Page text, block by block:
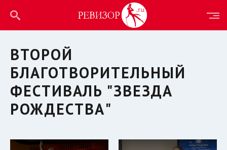
ВТОРОЙ
БЛАГОТВОРИТЕЛЬНЫЙ
ФЕСТИВАЛЬ "ЗВЕЗДА
РОЖДЕСТВА"